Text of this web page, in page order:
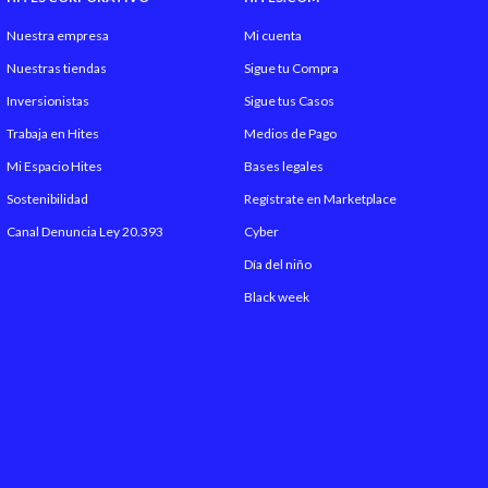
Incluye Cubrecolchón
Incluye
Nuestra empresa
Nuestras tiendas
Inversionistas
Trabaja en Hites
Mi Espacio Hites
Sostenibilidad
Canal Denuncia Ley 20.393
Mi cuenta
Sigue tu Compra
Sigue tus Casos
Medios de Pago
Bases legales
Regístrate en Marketplace
Cyber
Día del niño
Black week